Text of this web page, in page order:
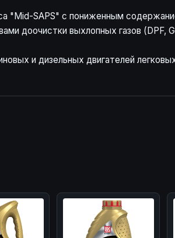
"Mid-SAPS" с пониженным
доочистки выхлопных газов (DPF,
и дизельных двигателей